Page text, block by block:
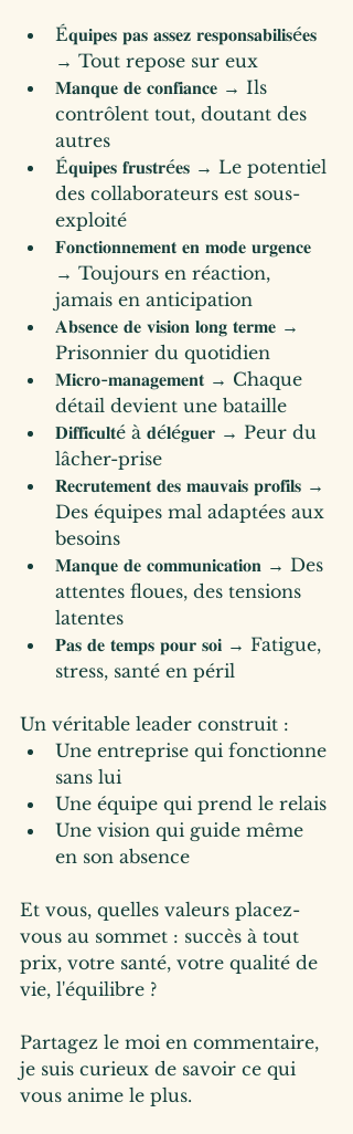
É𝐪𝐮𝐢𝐩𝐞𝐬 𝐩𝐚𝐬 𝐚𝐬𝐬𝐞𝐳 𝐫𝐞𝐬𝐩𝐨𝐧𝐬𝐚𝐛𝐢𝐥𝐢𝐬é𝐞𝐬
→ Tout repose sur eux
𝐌𝐚𝐧𝐪𝐮𝐞 𝐝𝐞 𝐜𝐨𝐧𝐟𝐢𝐚𝐧𝐜𝐞 → Ils
contrôlent tout, doutant des
autres
É𝐪𝐮𝐢𝐩𝐞𝐬 𝐟𝐫𝐮𝐬𝐭𝐫é𝐞𝐬 → Le potentiel
des collaborateurs est sous-
exploité
𝐅𝐨𝐧𝐜𝐭𝐢𝐨𝐧𝐧𝐞𝐦𝐞𝐧𝐭 𝐞𝐧 𝐦𝐨𝐝𝐞 𝐮𝐫𝐠𝐞𝐧𝐜𝐞
→ Toujours en réaction,
jamais en anticipation
𝐀𝐛𝐬𝐞𝐧𝐜𝐞 𝐝𝐞 𝐯𝐢𝐬𝐢𝐨𝐧 𝐥𝐨𝐧𝐠 𝐭𝐞𝐫𝐦𝐞 →
Prisonnier du quotidien
𝐌𝐢𝐜𝐫𝐨-𝐦𝐚𝐧𝐚𝐠𝐞𝐦𝐞𝐧𝐭 → Chaque
détail devient une bataille
𝐃𝐢𝐟𝐟𝐢𝐜𝐮𝐥𝐭é à 𝐝é𝐥é𝐠𝐮𝐞𝐫 → Peur du
lâcher-prise
𝐑𝐞𝐜𝐫𝐮𝐭𝐞𝐦𝐞𝐧𝐭 𝐝𝐞𝐬 𝐦𝐚𝐮𝐯𝐚𝐢𝐬 𝐩𝐫𝐨𝐟𝐢𝐥𝐬 →
Des équipes mal adaptées aux
besoins
𝐌𝐚𝐧𝐪𝐮𝐞 𝐝𝐞 𝐜𝐨𝐦𝐦𝐮𝐧𝐢𝐜𝐚𝐭𝐢𝐨𝐧 → Des
attentes floues, des tensions
latentes
𝐏𝐚𝐬 𝐝𝐞 𝐭𝐞𝐦𝐩𝐬 𝐩𝐨𝐮𝐫 𝐬𝐨𝐢 → Fatigue,
stress, santé en péril
Un véritable leader construit :
Une entreprise qui fonctionne
sans lui
Une équipe qui prend le relais
Une vision qui guide même
en son absence
Et vous, quelles valeurs placez-
vous au sommet : succès à tout
prix, votre santé, votre qualité de
vie, l'équilibre ?
Partagez le moi en commentaire,
je suis curieux de savoir ce qui
vous anime le plus.